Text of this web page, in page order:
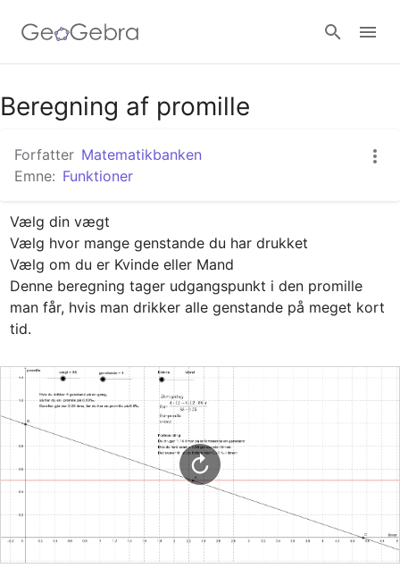
Google Classroom
GeoGebra Classroom
Beregning af promille
Forfatter Matematikbanken
Emne: Funktioner
Vælg din vægt
Vælg hvor mange genstande du har drukket
Vælg om du er Kvinde eller Mand
Denne beregning tager udgangspunkt i den promille
man får, hvis man drikker alle genstande på meget kort
tid.